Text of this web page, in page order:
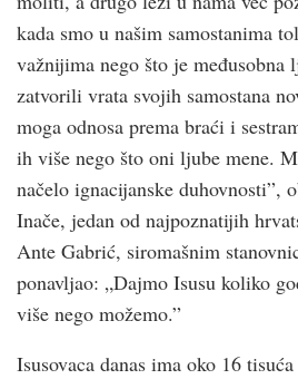
kada smo u našim samostanima
važnijima nego što je međusobna
zatvorili vrata svojih samostana
moga odnosa prema braći i
ih više nego što oni ljube mene.
načelo ignacijanske duhovnosti”,
Inače, jedan od najpoznatijih
Ante Gabrić, siromašnim
ponavljao: „Dajmo Isusu koliko
više nego možemo.”
Isusovaca danas ima oko 16